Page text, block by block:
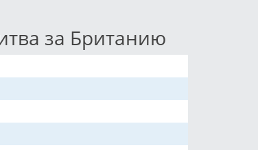
за Британию